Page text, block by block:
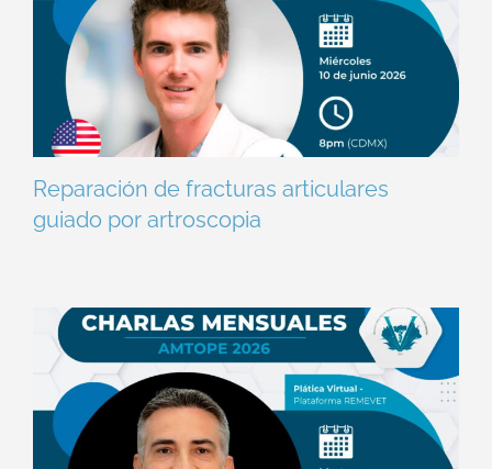
Reparación de fracturas articulares
guiado por artroscopia